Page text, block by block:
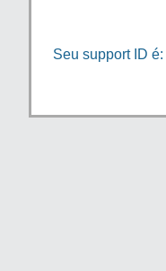
Seu support ID é: